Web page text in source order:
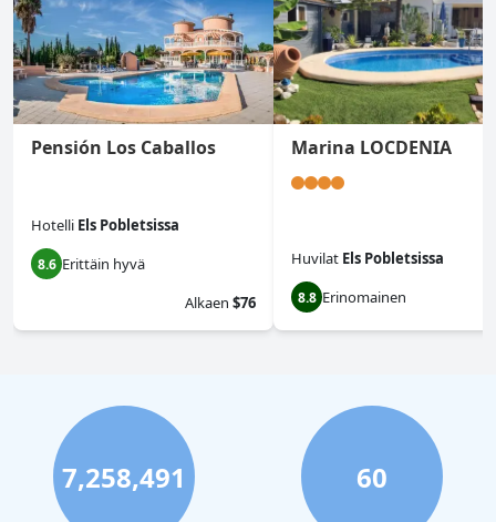
Pensión Los Caballos
Hotelli Els Pobletsissa
8.6 Erittäin hyvä
Alkaen $76
Marina LOCDENIA
Huvilat Els Pobletsissa
8.8 Erinomainen
7,258,491 60